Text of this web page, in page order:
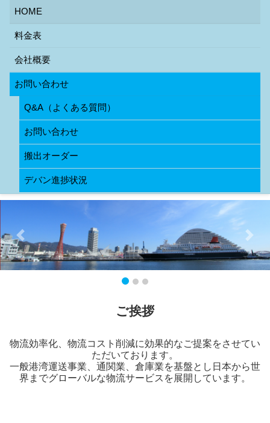
HOME
料金表
会社概要
お問い合わせ
Q&A（よくある質問）
お問い合わせ
搬出オーダー
デバン進捗状況
Previous Next
ご挨拶
物流効率化、物流コスト削減に効果的なご提案をさせてい
ただいております。
一般港湾運送事業、通関業、倉庫業を基盤とし日本から世
界までグローバルな物流サービスを展開しています。